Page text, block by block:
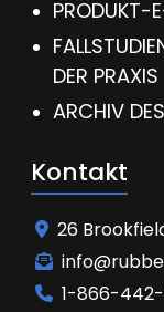
PRODUKT-
DER PRAXIS
ARCHIV
Kontakt
26
1-866-